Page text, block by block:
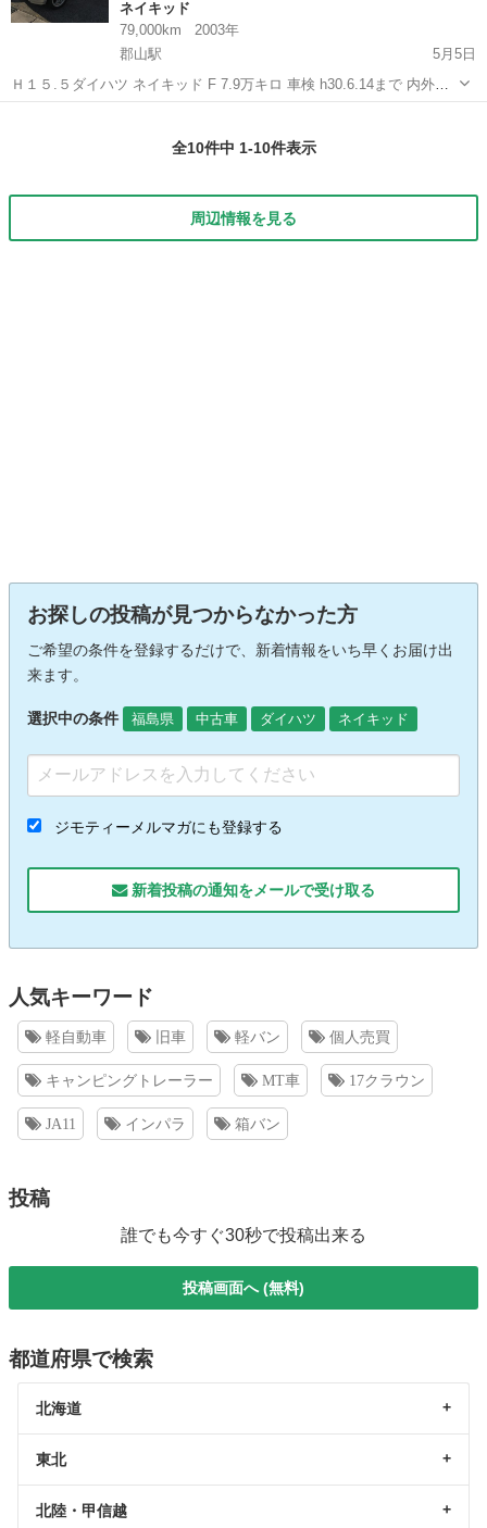
ネイキッド
79,000km
2003年
郡山駅
5月5日
Ｈ１５.５ダイハツ ネイキッド F 7.9万キロ 車検 h30.6.14まで 内外綺
麗で調子も良いです。 ナビもありますが、開閉が悪いので、手で開け
全10件中 1-10件表示
周辺情報を見る
お探しの投稿が見つからなかった方
ご希望の条件を登録するだけで、新着情報をいち早くお届け出
来ます。
選択中の条件 福島県 中古車 ダイハツ ネイキッド
ジモティーメルマガにも登録する
新着投稿の通知をメールで受け取る
人気キーワード
軽自動車 旧車 軽バン 個人売買
キャンピングトレーラー MT車 17クラウン
JA11 インパラ 箱バン
投稿
誰でも今すぐ30秒で投稿出来る
投稿画面へ (無料)
都道府県で検索
北海道
東北
北陸・甲信越